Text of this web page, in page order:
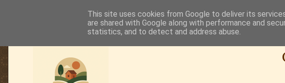
This site uses cookies from Google to deliver its
are shared with Google along with performance and
statistics, and to detect and address abuse.